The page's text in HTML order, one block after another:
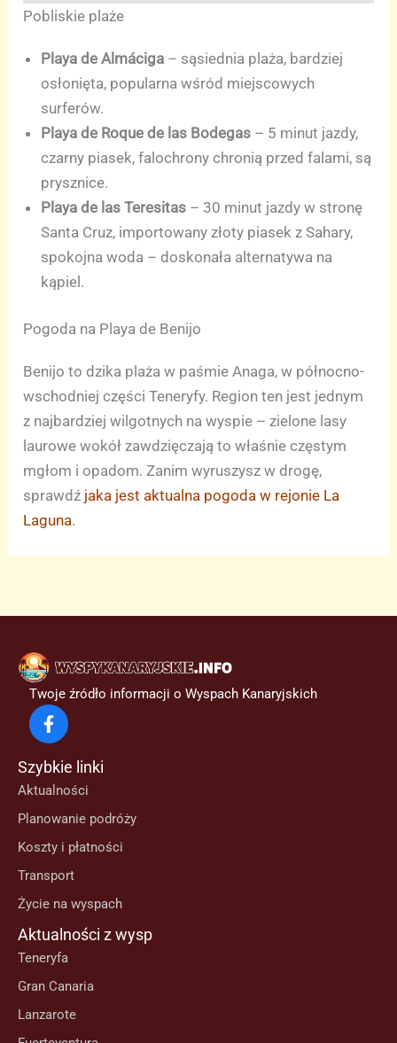
Pobliskie plaże
Playa de Almáciga – sąsiednia plaża, bardziej
osłonięta, popularna wśród miejscowych
surferów.
Playa de Roque de las Bodegas – 5 minut jazdy,
czarny piasek, falochrony chronią przed falami, są
prysznice.
Playa de las Teresitas – 30 minut jazdy w stronę
Santa Cruz, importowany złoty piasek z Sahary,
spokojna woda – doskonała alternatywa na
kąpiel.
Pogoda na Playa de Benijo
Benijo to dzika plaża w paśmie Anaga, w północno-
wschodniej części Teneryfy. Region ten jest jednym
z najbardziej wilgotnych na wyspie – zielone lasy
laurowe wokół zawdzięczają to właśnie częstym
mgłom i opadom. Zanim wyruszysz w drogę,
sprawdź jaka jest aktualna pogoda w rejonie La
Laguna.
Twoje źródło informacji o Wyspach Kanaryjskich
Szybkie linki
Aktualności
Planowanie podróży
Koszty i płatności
Transport
Życie na wyspach
Aktualności z wysp
Teneryfa
Gran Canaria
Lanzarote